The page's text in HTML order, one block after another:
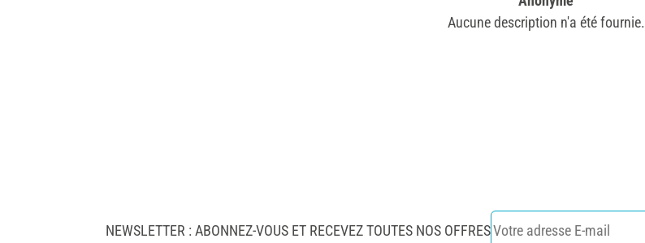
Aucune description n'a été fournie.
NEWSLETTER : ABONNEZ-VOUS ET RECEVEZ TOUTES NOS OFFRES